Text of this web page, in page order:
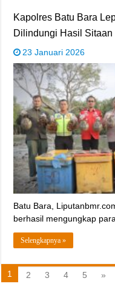
‎Kapolres Batu Bara
Dilindungi Hasil Sitaan
23 Januari 2026
‎Batu Bara,
berhasil mengungkap
Selengkapnya »
1 2 3 4 5 »